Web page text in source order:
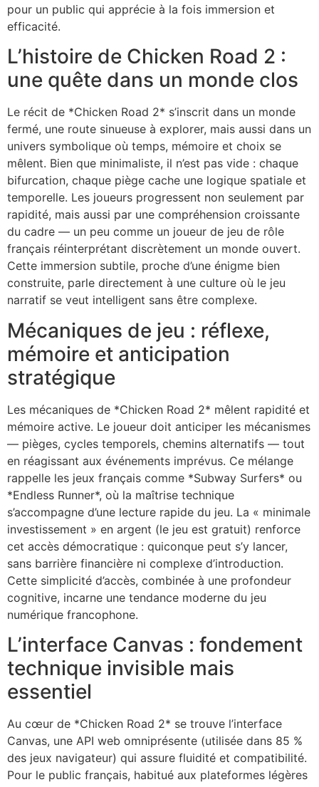
pour un public qui apprécie à la fois immersion et
efficacité.
L’histoire de Chicken Road 2 :
une quête dans un monde clos
Le récit de *Chicken Road 2* s’inscrit dans un monde
fermé, une route sinueuse à explorer, mais aussi dans un
univers symbolique où temps, mémoire et choix se
mêlent. Bien que minimaliste, il n’est pas vide : chaque
bifurcation, chaque piège cache une logique spatiale et
temporelle. Les joueurs progressent non seulement par
rapidité, mais aussi par une compréhension croissante
du cadre — un peu comme un joueur de jeu de rôle
français réinterprétant discrètement un monde ouvert.
Cette immersion subtile, proche d’une énigme bien
construite, parle directement à une culture où le jeu
narratif se veut intelligent sans être complexe.
Mécaniques de jeu : réflexe,
mémoire et anticipation
stratégique
Les mécaniques de *Chicken Road 2* mêlent rapidité et
mémoire active. Le joueur doit anticiper les mécanismes
— pièges, cycles temporels, chemins alternatifs — tout
en réagissant aux événements imprévus. Ce mélange
rappelle les jeux français comme *Subway Surfers* ou
*Endless Runner*, où la maîtrise technique
s’accompagne d’une lecture rapide du jeu. La « minimale
investissement » en argent (le jeu est gratuit) renforce
cet accès démocratique : quiconque peut s’y lancer,
sans barrière financière ni complexe d’introduction.
Cette simplicité d’accès, combinée à une profondeur
cognitive, incarne une tendance moderne du jeu
numérique francophone.
L’interface Canvas : fondement
technique invisible mais
essentiel
Au cœur de *Chicken Road 2* se trouve l’interface
Canvas, une API web omniprésente (utilisée dans 85 %
des jeux navigateur) qui assure fluidité et compatibilité.
Pour le public français, habitué aux plateformes légères